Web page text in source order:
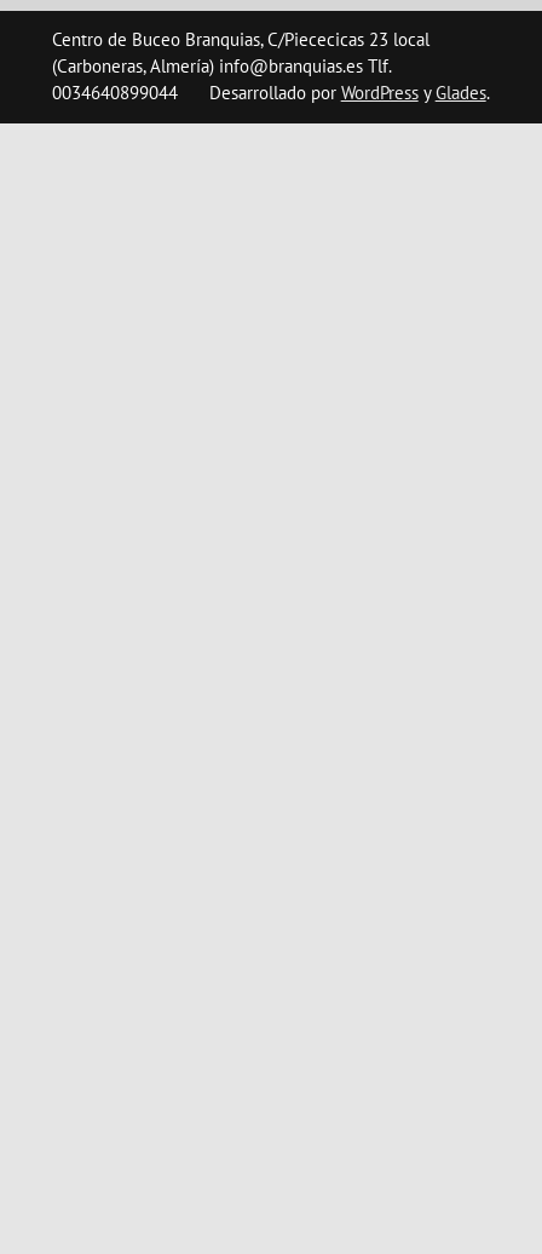
Centro de Buceo Branquias, C/Piececicas 23 local
(Carboneras, Almería) info@branquias.es Tlf.
0034640899044
Desarrollado por WordPressyGlades.